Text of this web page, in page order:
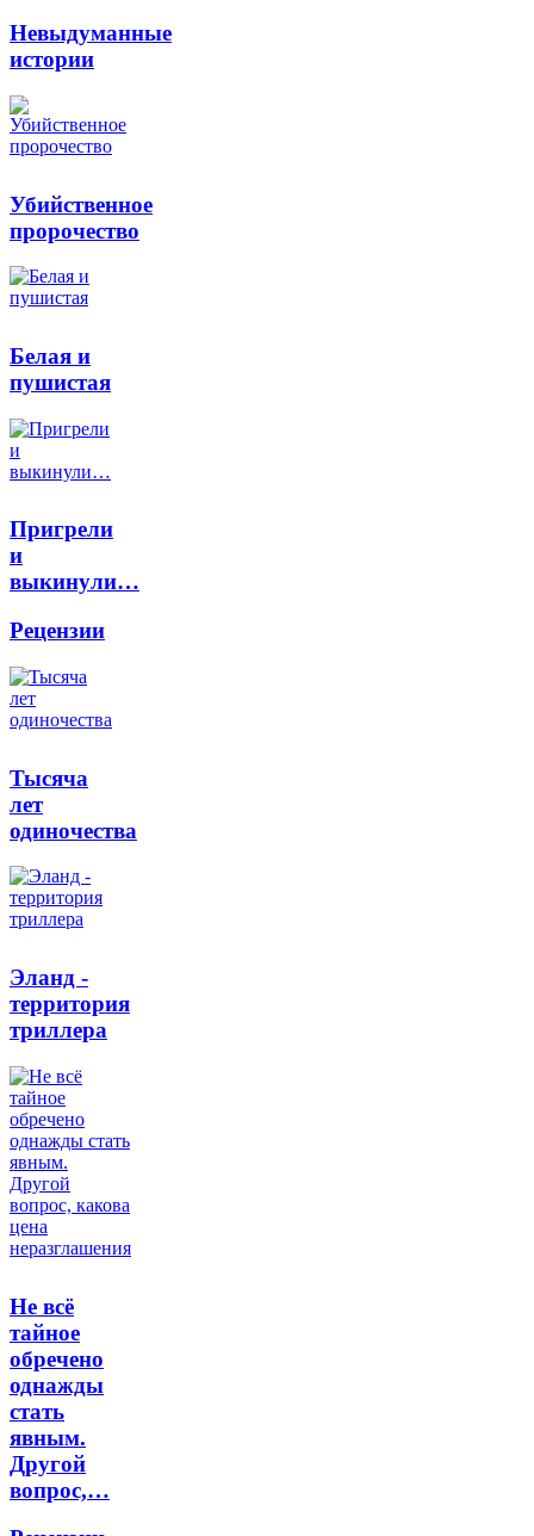
Невыдуманные
истории
Убийственное
пророчество
Белая и
пушистая
Пригрели
и
выкинули…
Рецензии
Тысяча
лет
одиночества
Эланд -
территория
триллера
Не всё
тайное
обречено
однажды
стать
явным.
Другой
вопрос,…